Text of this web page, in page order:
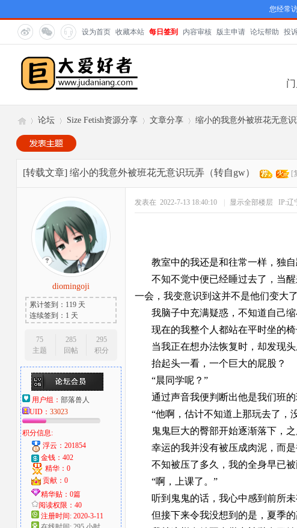
您经常
设为首页 收藏本站 每日签到 内容审核 版主申请 论坛帮助 投
巨
爱
»
论坛
›
Size Fetish资源分享
›
文章分享
›
缩小的我意外被班花无意识
[转载文章] 缩小的我意外被班花无意识玩弄（转自gw） [
diomingoji
累计签到：119 天
连续签到：1 天
75
主题
285
回帖
295
积分
用户组： 部落兽人
UID： 33023
积分信息:
浮云：201854
金钱：402
精华：0
贡献：0
精华贴：0篇
阅读权限：40
注册时间: 2020-3-11
发表在 2022-7-13 18:40:10 显示全部楼层 IP:辽
教室中的我还是和往常一样，独
不知不觉中便已经睡过去了，当
一会，我变意识到这并不是他们变大
我脑子中充满疑惑，不知道自己缩
现在的我整个人都站在平时坐的
当我正在想办法恢复时，却发现
抬起头一看，一个巨大的屁股？
“晨同学呢？”
通过声音我便判断出他是我们班的
“他啊，估计不知道上那玩去了，
鬼鬼巨大的臀部开始逐渐落下，
幸运的我并没有被压成肉泥，而
不知被压了多久，我的全身早已
“啊，上课了。”
听到鬼鬼的话，我心中感到前所
但接下来令我没想到的是，夏季